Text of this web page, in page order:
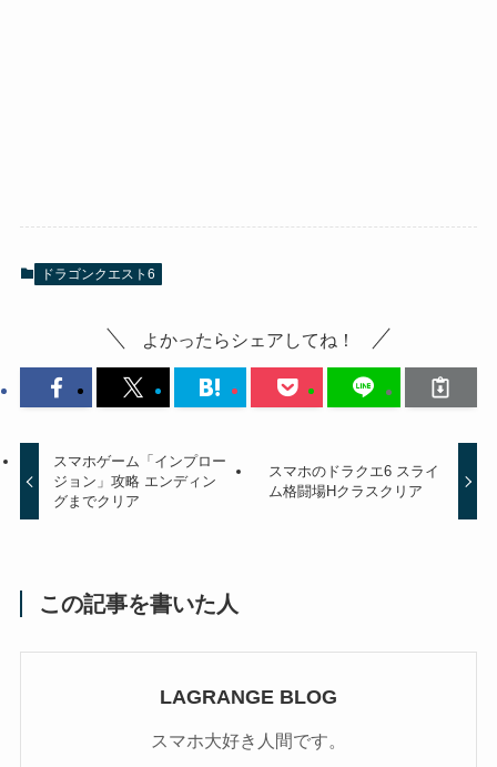
ドラゴンクエスト6
よかったらシェアしてね！
スマホゲーム「インプロー
ジョン」攻略 エンディン
グまでクリア
スマホのドラクエ6 スライ
ム格闘場Hクラスクリア
この記事を書いた人
LAGRANGE BLOG
スマホ大好き人間です。